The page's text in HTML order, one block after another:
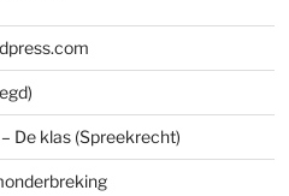
De klas (Spreekrecht)